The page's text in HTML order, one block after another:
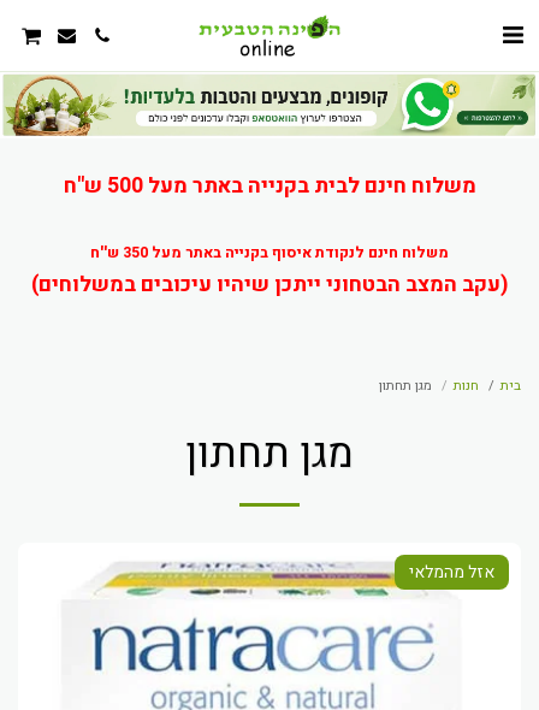
משלוח חינם לבית בקנייה באתר מעל 500 ש"ח
משלוח חינם לנקודת איסוף בקנייה באתר מעל 350 ש''ח
(עקב המצב הבטחוני ייתכן שיהיו עיכובים במשלוחים)
בית חנות מגן תחתון
מגן תחתון
אזל מהמלאי